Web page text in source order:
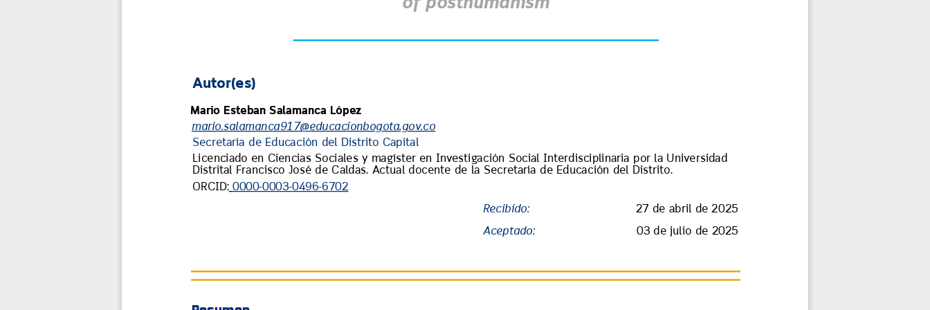
Autor(es)
Recibido:
Aceptado:
27 de abril de 2025
03 de julio de 2025
Mario Esteban Salamanca López
ORCID: 0000-0003-0496-6702
mario.salamanca917@educacionbogota.gov.co
Licenciado en Ciencias Sociales y magíster en Investigación Social Interdisciplinaria por la Universidad
Distrital Francisco José de Caldas. Actual docente de la Secretaría de Educación del Distrito.
Secretaría de Educación del Distrito Capital
Resumen